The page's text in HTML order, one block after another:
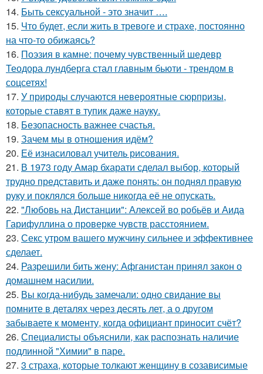
14. Быть сексуальной - это значит ….
15. Что будет, если жить в тревоге и страхе, постоянно
на что-то обижаясь?
16. Поэзия в камне: почему чувственный шедевр
Теодора лундберга стал главным бьюти - трендом в
соцсетях!
17. У природы случаются невероятные сюрпризы,
которые ставят в тупик даже науку.
18. Безопасность важнее счастья.
19. Зачем мы в отношения идём?
20. Её изнасиловал учитель рисования.
21. В 1973 году Амар бхарати сделал выбор, который
трудно представить и даже понять: он поднял правую
руку и поклялся больше никогда её не опускать.
22. "Любовь на Дистанции": Алексей во робьёв и Аида
Гарифуллина о проверке чувств расстоянием.
23. Секс утром вашего мужчину сильнее и эффективнее
сделает.
24. Разрешили бить жену: Афганистан принял закон о
домашнем насилии.
25. Вы когда-нибудь замечали: одно свидание вы
помните в деталях через десять лет, а о другом
забываете к моменту, когда официант приносит счёт?
26. Специалисты объяснили, как распознать наличие
подлинной "Химии" в паре.
27. 3 страха, которые толкают женщину в созависимые